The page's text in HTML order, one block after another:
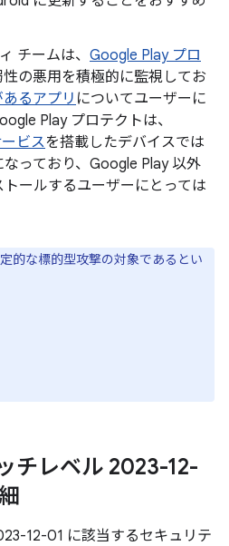
チームは、 Google Play プロ
性の悪用を積極的に監視してお
るアプリ についてユーザーに
Play プロテクトは、
ビスを搭載したデバイスでは
っており、Google Play 以外
ールするユーザーにとっては
的な標的型攻撃の対象であるとい
チレベル 2023-12-
12-01 に該当するセキュリテ